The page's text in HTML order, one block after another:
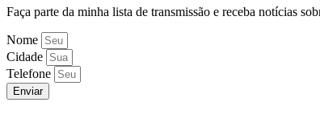
Faça parte da minha lista de transmissão e receba notícias
Nome
Cidade
Telefone
Enviar